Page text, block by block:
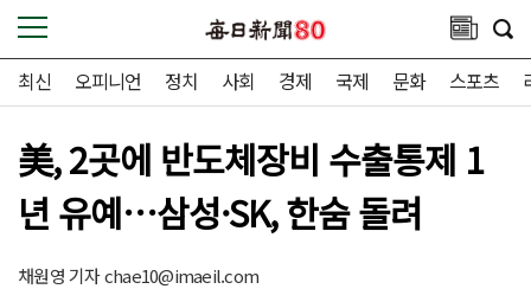
최신 오피니언 정치 사회 경제 국제 문화 스포츠
美, 2곳에 반도체장비 수출통제 1
년 유예…삼성·SK, 한숨 돌려
채원영 기자chae10@imaeil.com